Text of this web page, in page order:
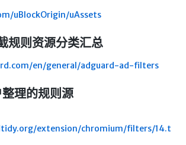
uBlockOrigin/uAssets
规则资源分类汇总
en/general/adguard-ad-filters
理的规则源
extension/chromium/filters/14.t
线动画